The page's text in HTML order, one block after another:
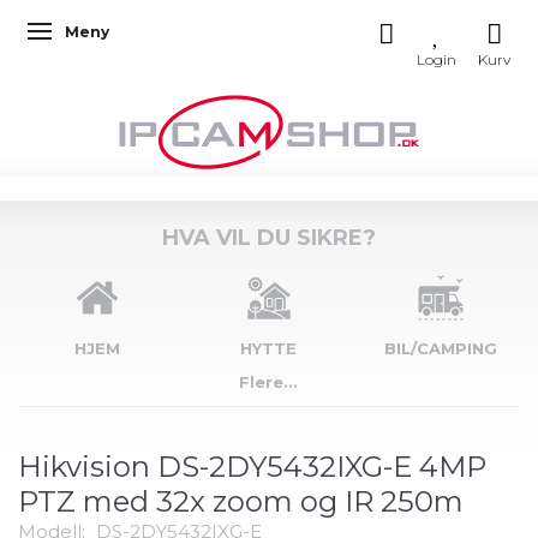
Veksle navigasjon
Meny
HVA VIL DU SIKRE?
HJEM HYTTE
BIL/CAMPING
Flere...
Hikvision DS-2DY5432IXG-E 4MP
PTZ med 32x zoom og IR 250m
Modell: DS-2DY5432IXG-E